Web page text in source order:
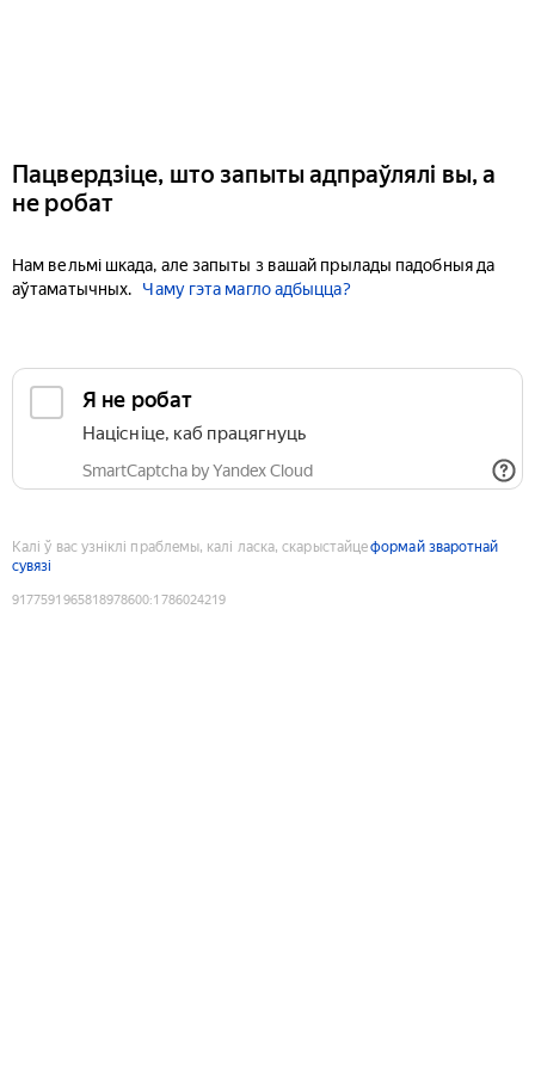
Пацвердзіце, што запыты адпраўлялі вы, а
не робат
Нам вельмі шкада, але запыты з вашай прылады падобныя да
аўтаматычных.
Чаму гэта магло адбыцца?
Я не робат
Націсніце, каб працягнуць
SmartCaptcha by Yandex Cloud
Калі ў вас узніклі праблемы, калі ласка, скарыстайцеформай зваротнай
сувязі
9177591965818978600:1786024219